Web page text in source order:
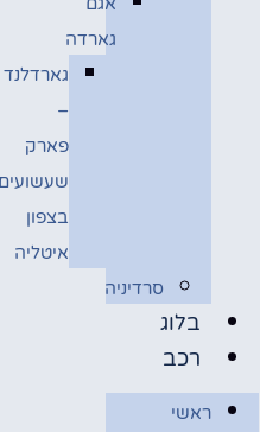
גארדה
גארדלנד
–
פארק
שעשועים
בצפון
איטליה
סרדיניה
בלוג
רכב
ראשי